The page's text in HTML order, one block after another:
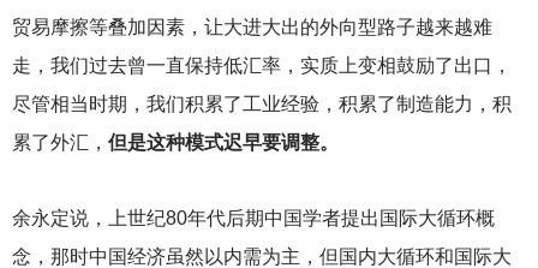
贸易摩擦等叠加因素，让大进大出的外向型路子越来越难
走，我们过去曾一直保持低汇率，实质上变相鼓励了出口，
尽管相当时期，我们积累了工业经验，积累了制造能力，积
累了外汇， 但是这种模式迟早要调整。
余永定说，上世纪80年代后期中国学者提出国际大循环概
念，那时中国经济虽然以内需为主，但国内大循环和国际大